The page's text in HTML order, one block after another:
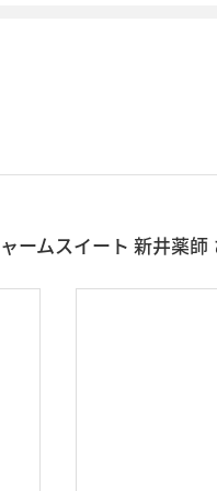
ームスイート 新井薬